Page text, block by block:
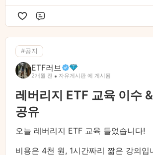
#공지
ETF러브
2개월 전 자유게시판 에 게시됨
레버리지 ETF 교육 이수
공유
오늘 레버리지 ETF 교육 들었습니다!
비용은 4천 원, 1시간짜리 짧은 강의입